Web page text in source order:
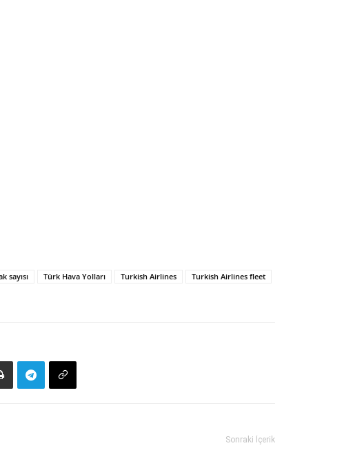
sayısı Türk Hava Yolları Turkish Airlines
Turkish Airlines fleet
Sonraki İçerik